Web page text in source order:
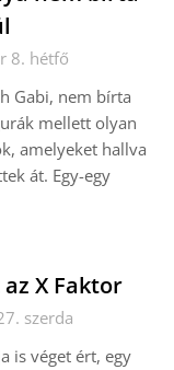
8. hétfő
Gabi, nem bírta
mellett olyan
amelyeket hallva
át. Egy-egy
X Faktor
szerda
is véget ért, egy